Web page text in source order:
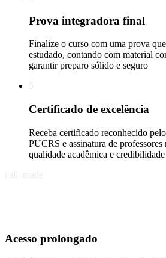
Prova integradora final
Finalize o curso com uma prova
estudado, contando com material
garantir preparo sólido e seguro
Certificado de excelência
Receba certificado reconhecido
PUCRS e assinatura de
qualidade acadêmica e
Acesso prolongado